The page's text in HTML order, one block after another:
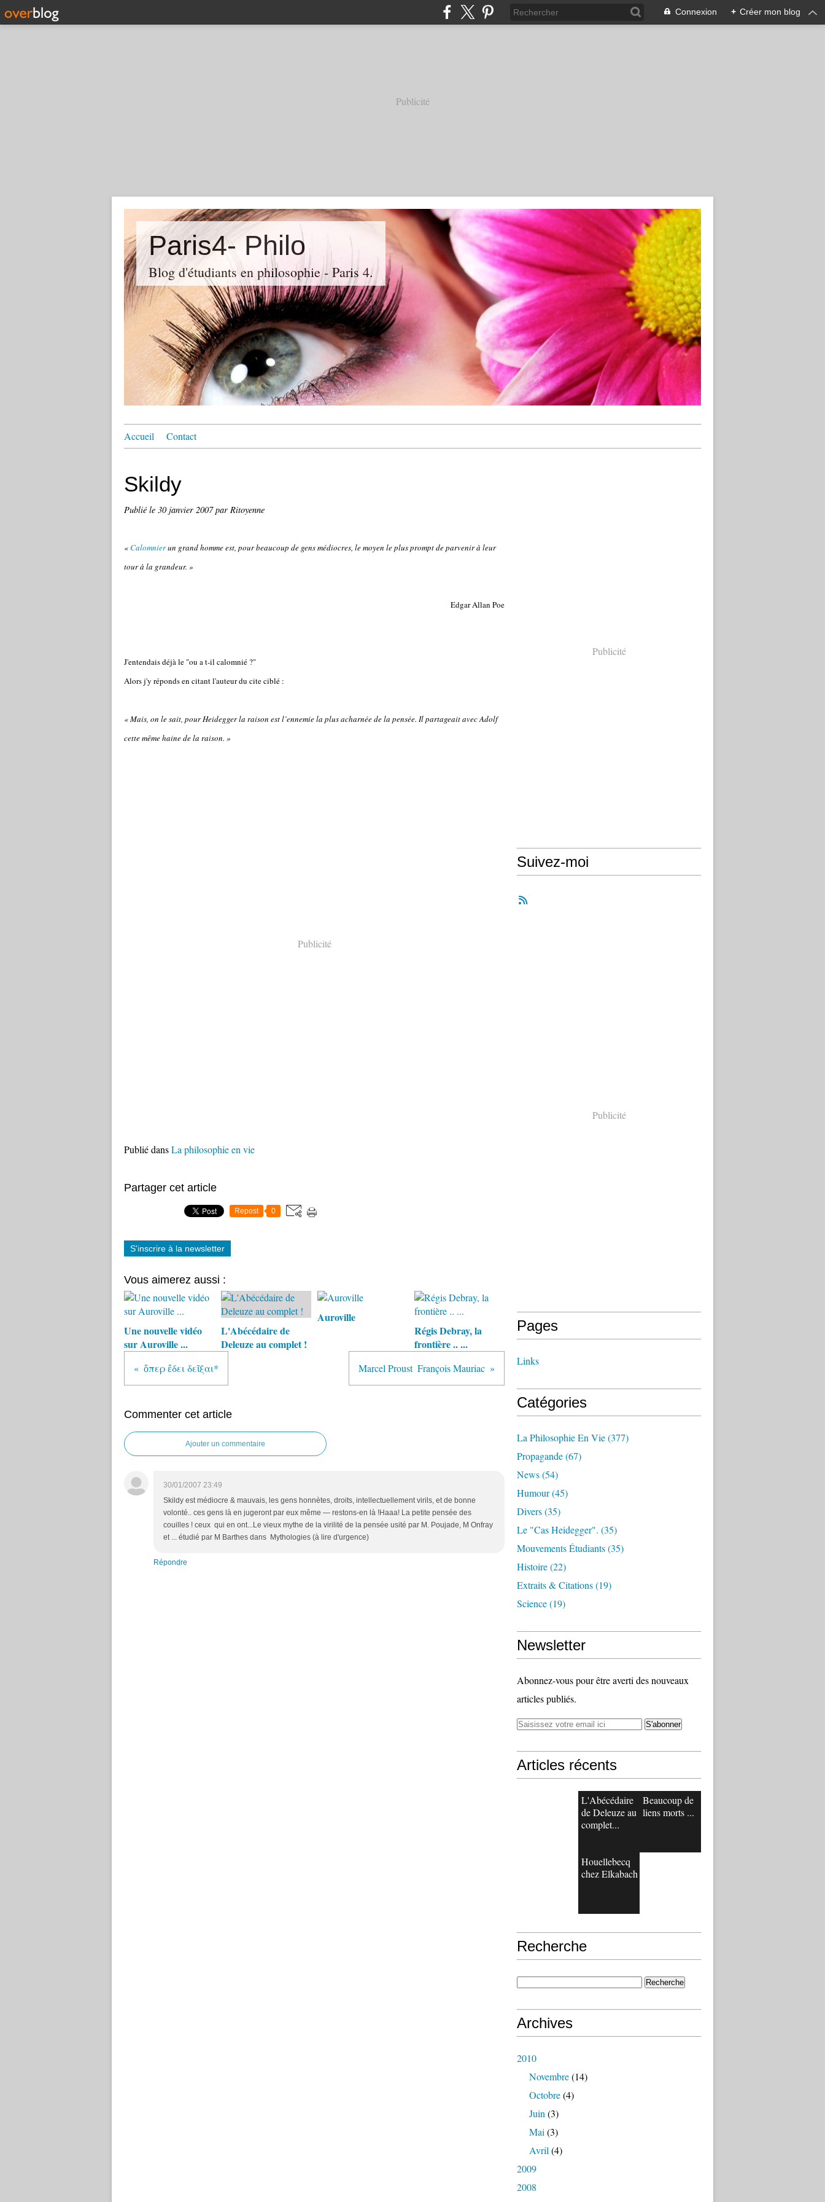
Connexion + Créer mon blog
Publicité
Paris4- Philo
Blog d'étudiants en philosophie - Paris 4.
Accueil Contact
Skildy
Publié le 30 janvier 2007par Ritoyenne
«Calomnierun grand homme est, pour beaucoup de gens médiocres, le moyen le plus prompt de parvenir à leur
tour à la grandeur. »
Edgar Allan Poe
J'entendais déjà le "ou a t-il calomnié ?"
Alors j'y réponds en citant l'auteur du cite ciblé :
«Mais, on le sait, pour Heidegger la raison est l’ennemie la plus acharnée de la pensée. Il partageait avec Adolf
cette même haine de la raison. »
Publicité
Publié dansLa philosophie en vie
Partager cet article
Repost 0
S'inscrire à la newsletter
Vous aimerez aussi :
Une nouvelle vidéo
sur Auroville ...
L'Abécédaire de
Deleuze au complet !
Auroville
Régis Debray, la
frontière .. ...
ὅπερ ἔδει δεῖξαι* Marcel Proust  François Mauriac
Commenter cet article
Ajouter un commentaire
30/01/2007 23:49
Skildy est médiocre & mauvais, les gens honnètes, droits, intellectuellement virils, et de bonne
volonté.. ces gens là en jugeront par eux même — restons-en là !Haaa! La petite pensée des
couilles ! ceux qui en ont...Le vieux mythe de la virilité de la pensée usité par M. Poujade, M Onfray
et ... étudié par M Barthes dans Mythologies (à lire d'urgence)
Répondre
Publicité
Suivez-moi
Publicité
Pages
Links
Catégories
La Philosophie En Vie(377)
Propagande(67)
News(54)
Humour(45)
Divers(35)
Le "cas Heidegger". (35)
Mouvements Étudiants(35)
Histoire(22)
Extraits & Citations(19)
Science(19)
Newsletter
Abonnez-vous pour être averti des nouveaux
articles publiés.
Articles récents
L'Abécédaire
de Deleuze au
complet...
Beaucoup de
liens morts ...
Houellebecq
chez Elkabach
Recherche
Archives
2010
Novembre(14)
Octobre(4)
Juin (3)
Mai (3)
Avril (4)
2009
2008